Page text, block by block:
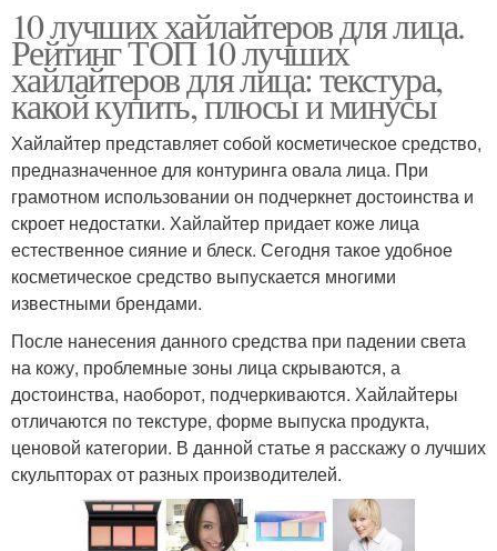
10 лучших хайлайтеров для лица.
Рейтинг ТОП 10 лучших
хайлайтеров для лица: текстура,
какой купить, плюсы и минусы
Хайлайтер представляет собой косметическое средство,
предназначенное для контуринга овала лица. При
грамотном использовании он подчеркнет достоинства и
скроет недостатки. Хайлайтер придает коже лица
естественное сияние и блеск. Сегодня такое удобное
косметическое средство выпускается многими
известными брендами.
После нанесения данного средства при падении света
на кожу, проблемные зоны лица скрываются, а
достоинства, наоборот, подчеркиваются. Хайлайтеры
отличаются по текстуре, форме выпуска продукта,
ценовой категории. В данной статье я расскажу о лучших
скульпторах от разных производителей.